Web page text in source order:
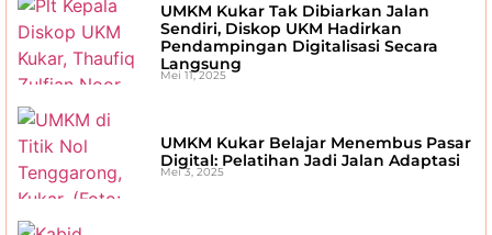
UMKM Kukar Tak Dibiarkan Jalan
Sendiri, Diskop UKM Hadirkan
Pendampingan Digitalisasi Secara
Langsung
Mei 11, 2025
UMKM Kukar Belajar Menembus Pasar
Digital: Pelatihan Jadi Jalan Adaptasi
Mei 3, 2025